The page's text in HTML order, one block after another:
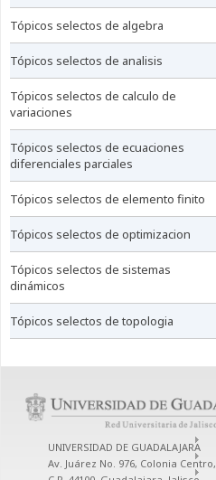
tópicos selectos de algebra
tópicos selectos de analisis
tópicos selectos de calculo de
variaciones
tópicos selectos de ecuaciones
diferenciales parciales
tópicos selectos de elemento finito
tópicos selectos de optimizacion
tópicos selectos de sistemas
dinámicos
tópicos selectos de topologia
UNIVERSIDAD DE GUADALAJARA
Av. Juárez No. 976, Colonia Centro,